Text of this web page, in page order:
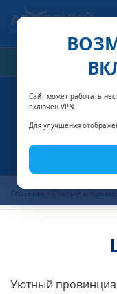
Сайт может работать
включён VPN.
Для улучшения
Главная Статьи о Крыме
Уютный